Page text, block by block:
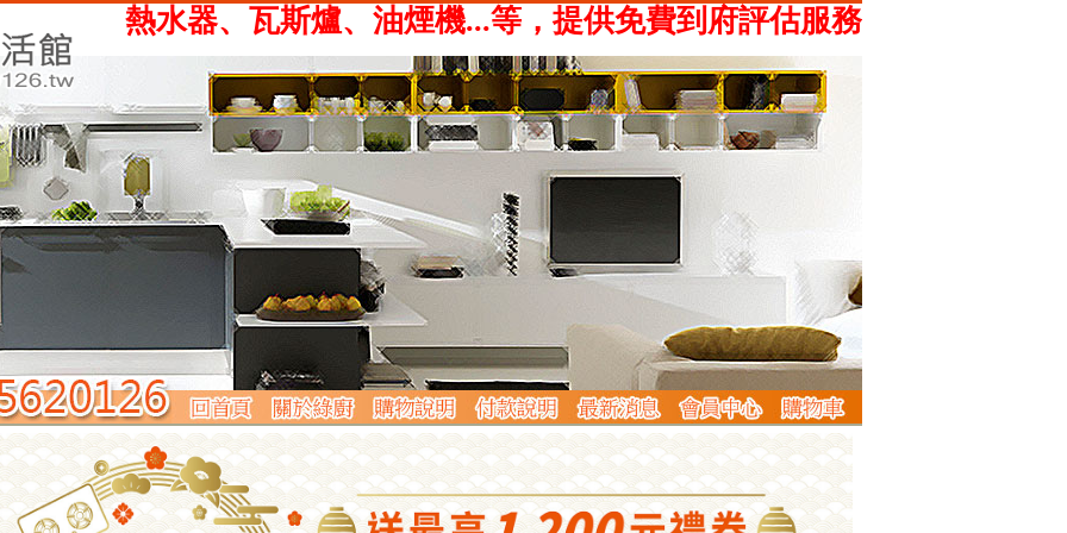
瓦斯爐、油煙機...等，提供免費到府評估服務